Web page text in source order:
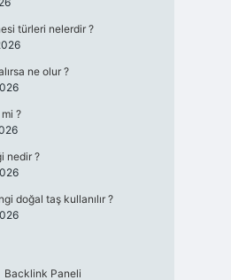
türleri nelerdir ?
ne olur ?
?
nedir ?
doğal taş kullanılır ?